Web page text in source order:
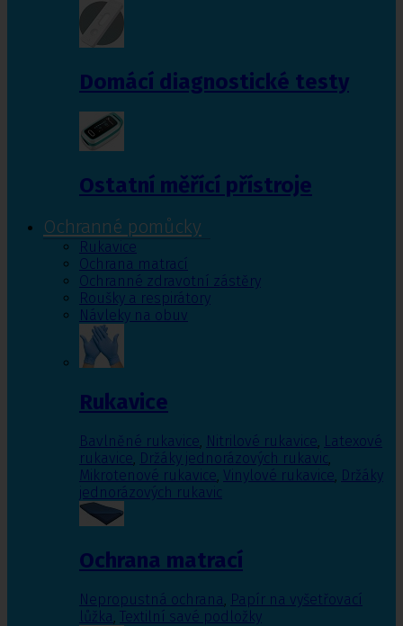
Domácí diagnostické testy
Ostatní měřící přístroje
Ochranné pomůcky
Rukavice
Ochrana matrací
Ochranné zdravotní zástěry
Roušky a respirátory
Návleky na obuv
Rukavice
Bavlněné rukavice, Nitrilové rukavice, Latexové
rukavice, Držáky jednorázových rukavic,
Mikrotenové rukavice, Vinylové rukavice, Držáky
jednorázových rukavic
Ochrana matrací
Nepropustná ochrana, Papír na vyšetřovací
lůžka, Textilní savé podložky